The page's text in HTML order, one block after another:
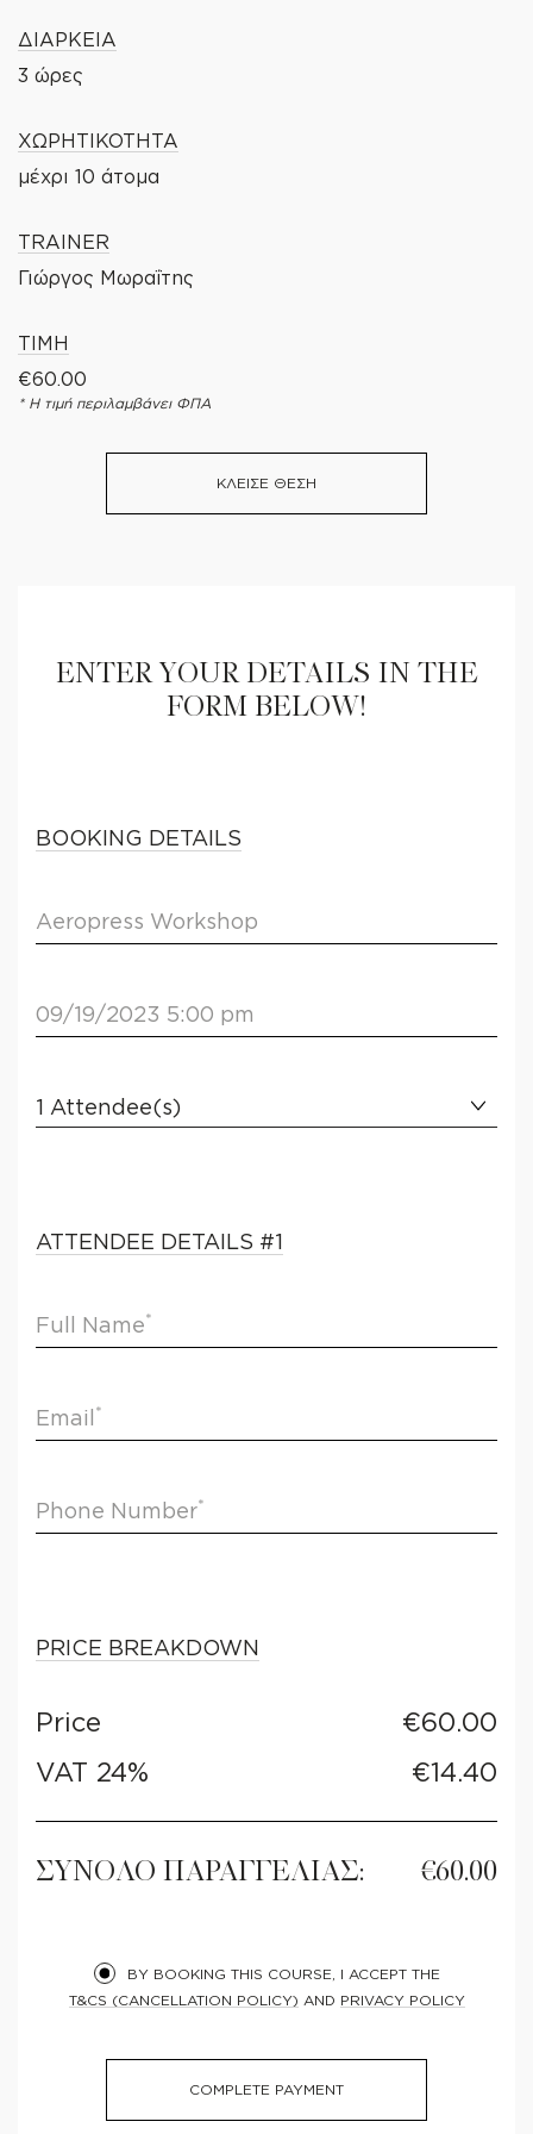
ΔΙΑΡΚΕΙΑ
3 ώρες
ΧΩΡΗΤΙΚΟΤΗΤΑ
μέχρι 10 άτομα
TRAINER
Γιώργος Μωραΐτης
ΤΙΜΗ
€60.00
* Η τιμή περιλαμβάνει ΦΠΑ
ΚΛΕΊΣΕ ΘΈΣΗ
ENTER YOUR DETAILS IN THE
FORM BELOW!
BOOKING DETAILS
Aeropress Workshop
09/19/2023 5:00 pm
1 Attendee(s)
1
2
#1
ATTENDEE DETAILS
Full Name*
Email *
Phone Number*
PRICE BREAKDOWN
Price €60.00
VAT 24%
€14.40
ΣΥΝΟΛΟ ΠΑΡΑΓΓΕΛΙΑΣ: €60.00
BY BOOKING THIS COURSE, I ACCEPT THE
T&CS (CANCELLATION POLICY) AND PRIVACY POLICY
COMPLETE PAYMENT